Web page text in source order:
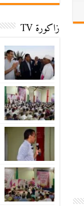
زاكورة TV